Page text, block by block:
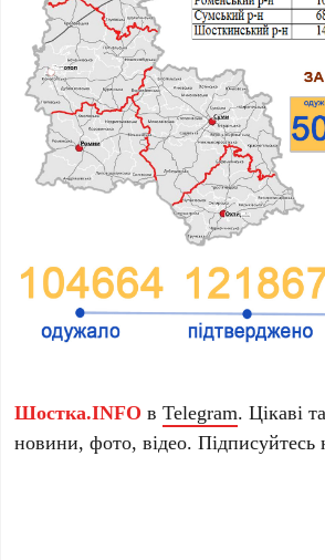
Шостка.INFO вTelegram. Цікаві
новини, фото, відео.